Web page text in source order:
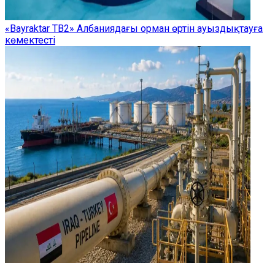
«Bayraktar TB2» Албаниядағы орман өртін ауыздықтауға
көмектесті